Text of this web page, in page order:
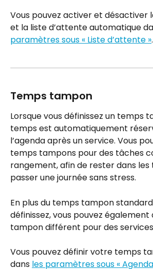
Vous pouvez activer et désactiver
et la liste d’attente automatique
paramètres sous « Liste d’attente ».
Temps tampon
Lorsque vous définissez un temps
temps est automatiquement
l’agenda après un service. Vous
temps tampons pour des tâches
rangement, afin de rester dans
passer une journée sans stress.
En plus du temps tampon
définissez, vous pouvez
tampon différent pour des
Vous pouvez définir votre temps
dans les paramètres sous «